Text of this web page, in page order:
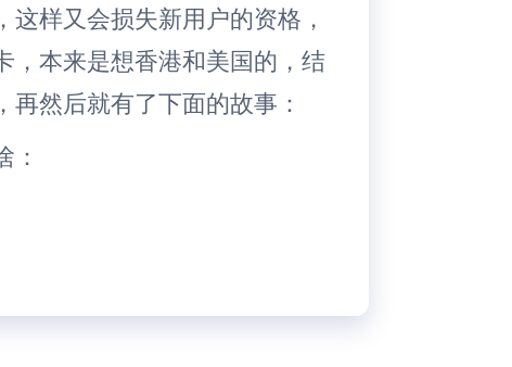
样又会损失新用户的资格，
，本来是想香港和美国的，结
然后就有了下面的故事：